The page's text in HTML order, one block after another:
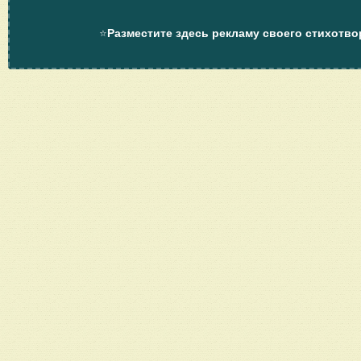
⭐Разместите здесь рекламу своего